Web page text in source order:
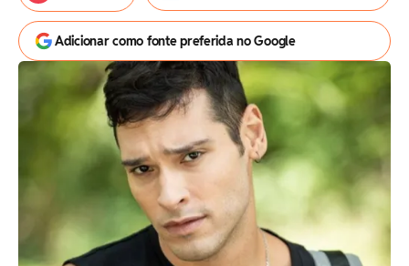
Adicionar como fonte preferida no Google